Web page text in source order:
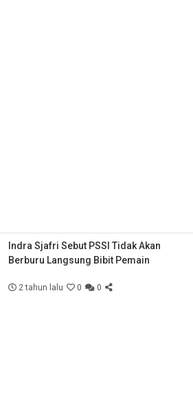
Indra Sjafri Sebut PSSI Tidak Akan
Berburu Langsung Bibit Pemain
2 tahun lalu 0 0